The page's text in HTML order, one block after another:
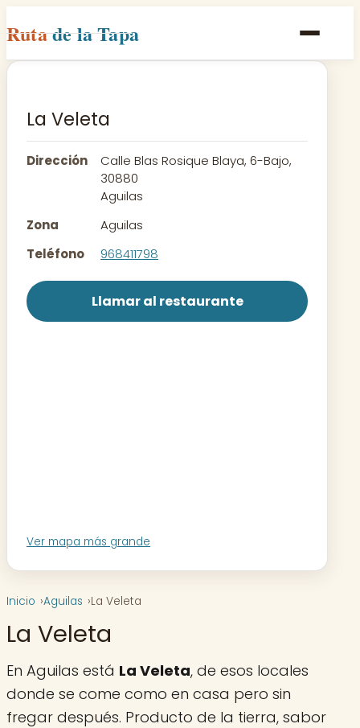
Rutade la Tapa
Inicio
Rutas
Contacto
La Veleta
Dirección
Calle Blas Rosique Blaya, 6-Bajo,
30880
Aguilas
Zona
Aguilas
Teléfono
968411798
Llamar al restaurante
Ver mapa más grande
Inicio Aguilas La Veleta
La Veleta
En Aguilas está La Veleta, de esos locales
donde se come como en casa pero sin
fregar después. Producto de la tierra, sabor